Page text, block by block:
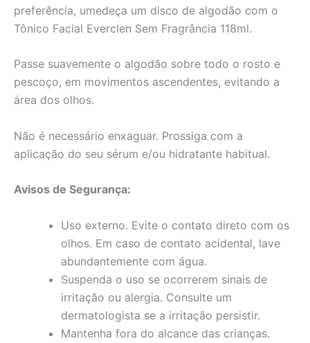
preferência, umedeça um disco de algodão com o
Tônico Facial Everclen Sem Fragrância 118ml.
Passe suavemente o algodão sobre todo o rosto e
pescoço, em movimentos ascendentes, evitando a
área dos olhos.
Não é necessário enxaguar. Prossiga com a
aplicação do seu sérum e/ou hidratante habitual.
Avisos de Segurança:
Uso externo. Evite o contato direto com os
olhos. Em caso de contato acidental, lave
abundantemente com água.
Suspenda o uso se ocorrerem sinais de
irritação ou alergia. Consulte um
dermatologista se a irritação persistir.
Mantenha fora do alcance das crianças.